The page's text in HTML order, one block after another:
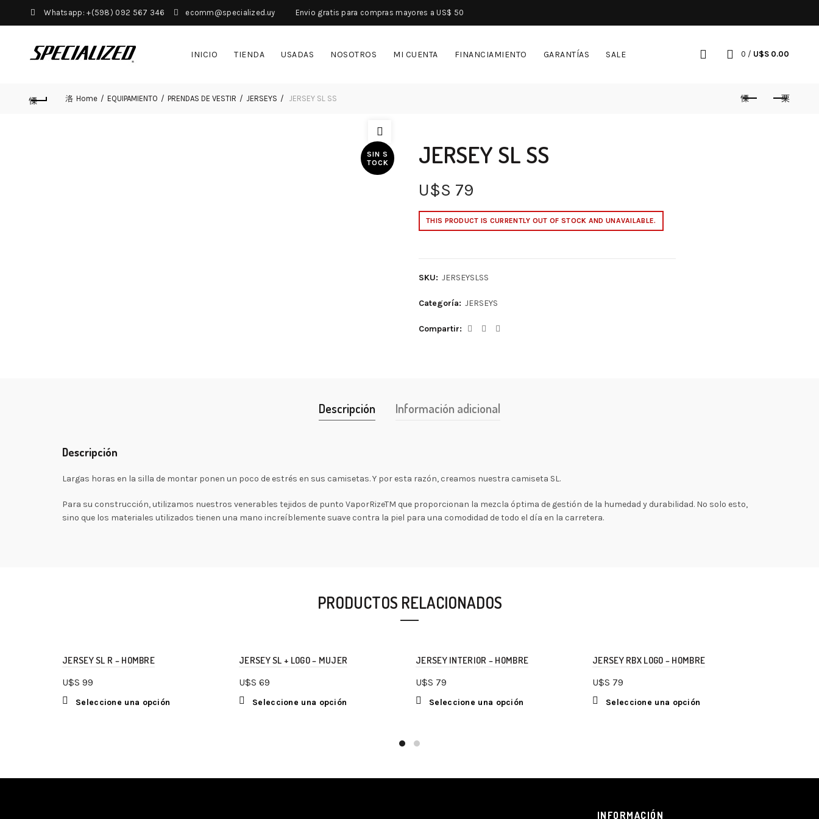
Whatsapp: +(598) 092 567 346 ecomm@specialized.uy Envio gratis para compras mayores a US$ 50
INICIO TIENDA USADAS NOSOTROS MI CUENTA FINANCIAMIENTO GARANTÍAS SALE 0 / U$S 0.00
Home EQUIPAMIENTO PRENDAS DE VESTIR JERSEYS JERSEY SL SS
SIN S
TOCK
JERSEY SL SS
U$S 79
THIS PRODUCT IS CURRENTLY OUT OF STOCK AND UNAVAILABLE.
SKU: JERSEYSLSS
Categoría: JERSEYS
Compartir
Descripción Información adicional
Descripción
Largas horas en la silla de montar ponen un poco de estrés en sus camisetas. Y por esta razón, creamos nuestra camiseta SL.
Para su construcción, utilizamos nuestros venerables tejidos de punto VaporRizeTM que proporcionan la mezcla óptima de gestión de la humedad y durabilidad. No solo esto,
sino que los materiales utilizados tienen una mano increíblemente suave contra la piel para una comodidad de todo el día en la carretera.
PRODUCTOS RELACIONADOS
JERSEY SL R – HOMBRE
U$S 99
Seleccione una opción
JERSEY SL + LOGO – MUJER
U$S 69
Seleccione una opción
JERSEY INTERIOR – HOMBRE
U$S 79
Seleccione una opción
JERSEY RBX LOGO – HOMBRE
U$S 79
Seleccione una opción
INFORMACIÓN